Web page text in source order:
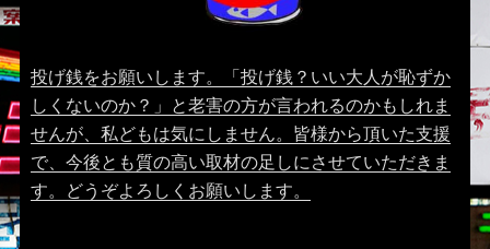
投げ銭をお願いします。「投げ銭？いい大人が恥ずか
しくないのか？」と老害の方が言われるのかもしれま
せんが、私どもは気にしません。皆様から頂いた支援
で、今後とも質の高い取材の足しにさせていただきま
す。どうぞよろしくお願いします。